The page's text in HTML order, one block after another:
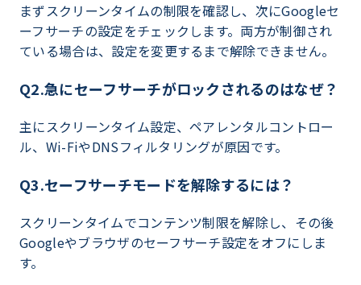
まずスクリーンタイムの制限を確認し、次にGoogleセ
ーフサーチの設定をチェックします。両方が制御され
ている場合は、設定を変更するまで解除できません。
Q2.急にセーフサーチがロックされるのはなぜ？
主にスクリーンタイム設定、ペアレンタルコントロー
ル、Wi-FiやDNSフィルタリングが原因です。
Q3.セーフサーチモードを解除するには？
スクリーンタイムでコンテンツ制限を解除し、その後
Googleやブラウザのセーフサーチ設定をオフにしま
す。